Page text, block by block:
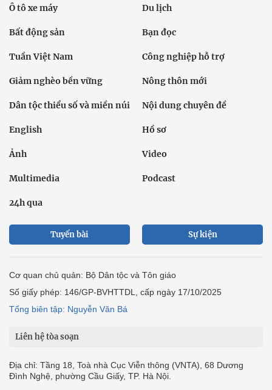
Ô tô xe máy Du lịch
Bất động sản Bạn đọc
Tuần Việt Nam Công nghiệp hỗ trợ
Giảm nghèo bền vững Nông thôn mới
Dân tộc thiểu số và miền núi Nội dung chuyên đề
English Hồ sơ
Ảnh Video
Multimedia Podcast
24h qua
Tuyến bài Sự kiện
Cơ quan chủ quản: Bộ Dân tộc và Tôn giáo
Số giấy phép: 146/GP-BVHTTDL, cấp ngày 17/10/2025
Tổng biên tập: Nguyễn Văn Bá
Liên hệ tòa soạn
Địa chỉ: Tầng 18, Toà nhà Cục Viễn thông (VNTA), 68 Dương
Đình Nghệ, phường Cầu Giấy, TP. Hà Nội.